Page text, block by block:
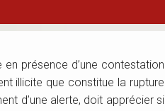
présence d’une contestation
illicite que constitue la rupture
d’une alerte, doit apprécier si